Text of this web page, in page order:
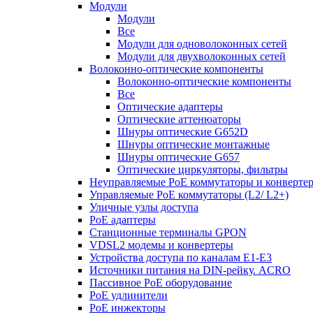
Модули
Модули
Все
Модули для одноволоконных сетей
Модули для двухволоконных сетей
Волоконно-оптические компоненты
Волоконно-оптические компоненты
Все
Оптические адаптеры
Оптические аттенюаторы
Шнуры оптические G652D
Шнуры оптические монтажные
Шнуры оптические G657
Оптические циркуляторы, фильтры
Неуправляемые PoE коммутаторы и
Управляемые PoE коммутаторы (L2/ L2+)
Уличные узлы доступа
PoE адаптеры
Станционные терминалы GPON
VDSL2 модемы и конвертеры
Устройства доступа по каналам E1-E3
Источники питания на DIN-рейку. ACRO
Пассивное PoE оборудование
PoE удлинители
PoE инжекторы